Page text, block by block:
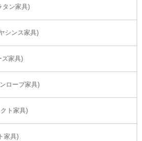
タン家具)
シンス家具)
ズ家具)
ロープ家具)
ト家具)
家具)